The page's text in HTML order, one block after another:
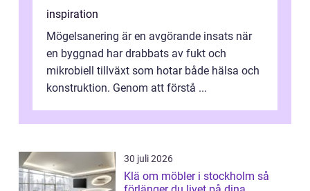
inspiration
Mögelsanering är en avgörande insats när
en byggnad har drabbats av fukt och
mikrobiell tillväxt som hotar både hälsa och
konstruktion. Genom att förstå ...
30 juli 2026
Klä om möbler i stockholm så